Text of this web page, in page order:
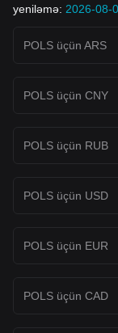
yeniləmə: 2026-08-
POLS üçün ARS
POLS üçün CNY
POLS üçün RUB
POLS üçün USD
POLS üçün EUR
POLS üçün CAD